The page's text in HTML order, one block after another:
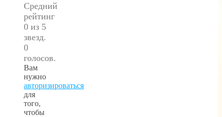
Средний
рейтинг
0 из 5
звезд.
0
голосов.
Вам
нужно
авторизироваться
для
того,
чтобы